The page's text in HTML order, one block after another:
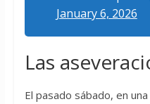
January 6, 2026
Las
El pasado sábado, en